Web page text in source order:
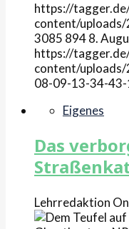
https://
content/uploads/
3085 8948.
https://
content/
08-09-13-34-
Eigenes
Das
Lehrredaktion